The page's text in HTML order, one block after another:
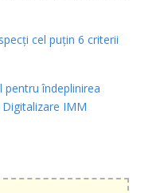
cel puțin 6 criterii
pentru îndeplinirea
IMM